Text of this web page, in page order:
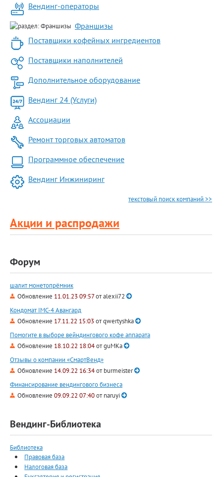
Вендинг-операторы
Франшизы
Поставщики кофейных ингредиентов
Поставщики наполнителей
Дополнительное оборудование
Вендинг 24 (Услуги)
Ассоциации
Ремонт торговых автоматов
Программное обеспечение
Вендинг Инжиниринг
текстовый поиск компаний >>
Акции и распродажи
Форум
шалит монетопрёмник
Обновление 11.01.23 09:57отalexii72
Кондомат IMC-4 Авангард
Обновление 17.11.22 15:03 отqwertyshka
Помогите в выборе вейндингового кофе аппарата
Обновление 18.10.22 18:04отguMKa
Отзывы о компании «СмартВенд»
Обновление 14.09.22 16:34отburmeister
Финансирование вендингового бизнеса
Обновление 09.09.22 07:40отnaruyi
Вендинг-Библиотека
Библиотека
Правовая база
Налоговая база